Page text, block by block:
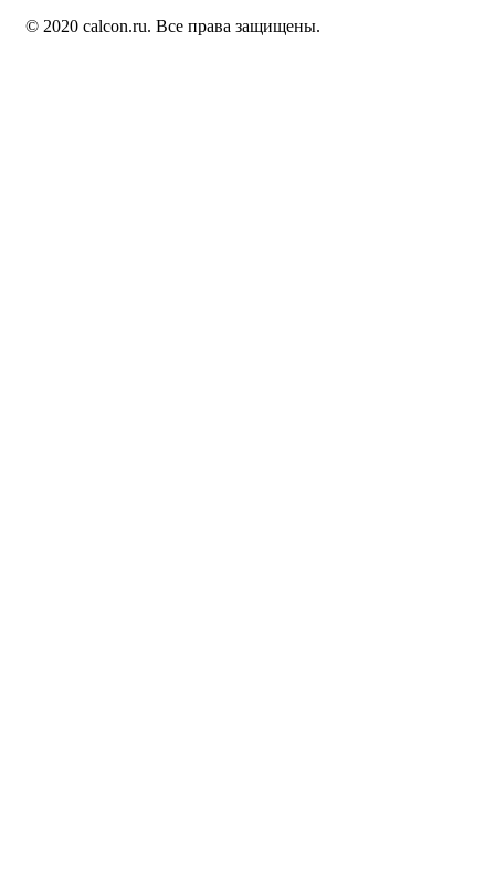
© 2020 calcon.ru. Все права защищены.